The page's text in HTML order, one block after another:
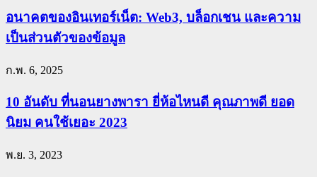
อนาคตของอินเทอร์เน็ต: Web3, บล็อกเชน และความ
เป็นส่วนตัวของข้อมูล
ก.พ. 6, 2025
10 อันดับ ที่นอนยางพารา ยี่ห้อไหนดี คุณภาพดี ยอด
นิยม คนใช้เยอะ 2023
พ.ย. 3, 2023